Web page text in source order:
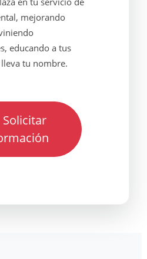
mejorando
educando a tus
tu nombre.
Solicitar